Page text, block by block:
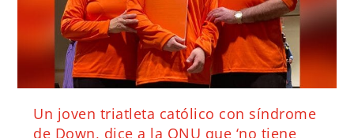
Un joven triatleta católico con síndrome
de Down, dice a la ONU que ‘no tiene